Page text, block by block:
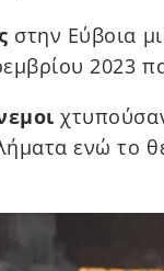
στην Εύβοια
2023
ενώ το